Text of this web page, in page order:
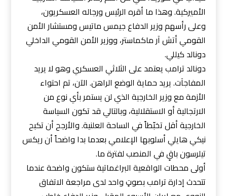
الأميركية. وهذا ما أقره الرئيس ورجاله العسكريون،
وعلى رأسهم وزير الدفاع جيمس ماتيس ومستشار الأمن
القومي أتش آر ماكماستر، ووزير الأمن القومي الداخلي
دونالد كيللي.
دونالد ترامب يعتمد على الثلاثي العسكري وهو لا يريد
المفاجآت. يريد حماية الوضع الراهن. الآن، تم احتواء
الأزمة مع وزير الخارجية الذي لن يستمر بأي نوع من
الارتجالية أو الاستقلالية، وبالتالي قد تكون السياسة
الخارجية أقل تخبّطاً في الساحة العلنية. والأرجح أن تكبح
نيكي هايلي أسلوبها الإعلامي بعدما بدا واضحاً أن ريكس
تيلرسون باقٍ في المنصب لفترة ما.
أولى محطات الواقعية البراغماتية ستكون واضحة عندما
تتحدث إدارة ترامب بصوتٍ واحد لدى مراجعة الاتفاق